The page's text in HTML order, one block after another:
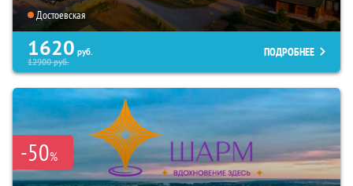
Достоевская
1620 руб.
12900руб.
ПОДРОБНЕЕ
-50%